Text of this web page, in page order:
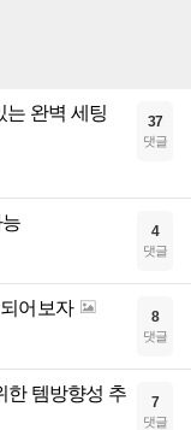
는 완벽 세팅
37
댓글
4
댓글
어보자 8
댓글
한 템방향성 추
7
댓글